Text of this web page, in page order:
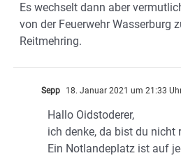
Es wechselt dann aber
von der Feuerwehr Wasserburg
Reitmehring.
Sepp 18. Januar 2021 um 21:33
Hallo Oidstoderer,
ich denke, da bist du nicht
Ein Notlandeplatz ist auf